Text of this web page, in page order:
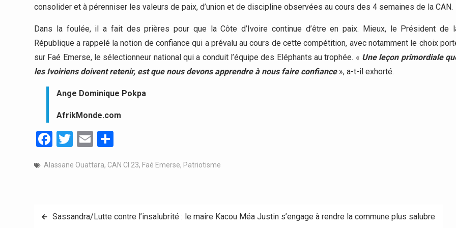
consolider et à pérenniser les valeurs de paix, d’union et de discipline observées au cours des 4 semaines de la CAN.
Dans la foulée, il a fait des prières pour que la Côte d’Ivoire continue d’être en paix. Mieux, le Président de
République a rappelé la notion de confiance qui a prévalu au cours de cette compétition, avec notamment le choix
sur Faé Emerse, le sélectionneur national qui a conduit l’équipe des Eléphants au trophée. « Une leçon primordiale
les Ivoiriens doivent retenir, est que nous devons apprendre à nous faire confiance», a-t-il exhorté.
Ange Dominique Pokpa
AfrikMonde.com
Facebook
Twitter
Email
Alassane Ouattara, CAN CI 23, Faé Emerse, Patriotisme
Navigation
Sassandra/Lutte contre l’insalubrité : le maire Kacou Méa Justin s’engage à rendre la commune plus salubre